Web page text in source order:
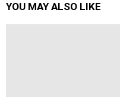
YOU MAY ALSO LIKE